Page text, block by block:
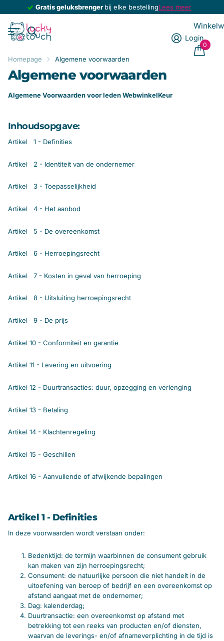
Gratis geluksbrengerbij elke bestellingLees meer
Gratis geluksbrenger
Login
0
Homepage Algemene voorwaarden
Algemene voorwaarden
Algemene Voorwaarden voor leden WebwinkelKeur
Inhoudsopgave:
Artikel 1 - Definities
Artikel 2 - Identiteit van de ondernemer
Artikel 3 - Toepasselijkheid
Artikel 4 - Het aanbod
Artikel 5 - De overeenkomst
Artikel 6 - Herroepingsrecht
Artikel 7 - Kosten in geval van herroeping
Artikel 8 - Uitsluiting herroepingsrecht
Artikel 9 - De prijs
Artikel 10 - Conformiteit en garantie
Artikel 11 - Levering en uitvoering
Artikel 12 - Duurtransacties: duur, opzegging en verlenging
Artikel 13 - Betaling
Artikel 14 - Klachtenregeling
Artikel 15 - Geschillen
Artikel 16 - Aanvullende of afwijkende bepalingen
Artikel 1 - Definities
In deze voorwaarden wordt verstaan onder:
Bedenktijd: de termijn waarbinnen de consument gebruik
kan maken van zijn herroepingsrecht;
Consument: de natuurlijke persoon die niet handelt in de
uitoefening van beroep of bedrijf en een overeenkomst op
afstand aangaat met de ondernemer;
Dag: kalenderdag;
Duurtransactie: een overeenkomst op afstand met
betrekking tot een reeks van producten en/of diensten,
waarvan de leverings- en/of afnameverplichting in de tijd is